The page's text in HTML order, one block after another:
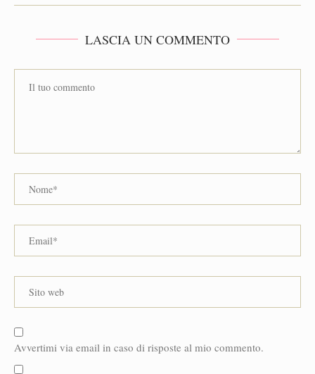
LASCIA UN COMMENTO
Avvertimi via email in caso di risposte al mio commento.